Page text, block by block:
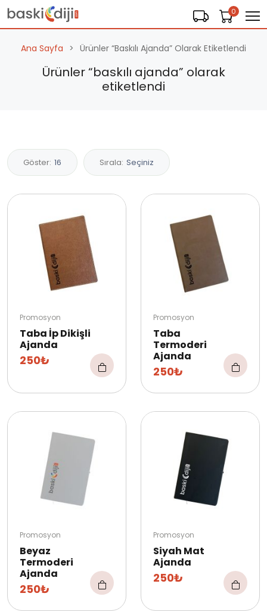
0
Ana Sayfa Ürünler “baskılı Ajanda” Olarak Etiketlendi
Ürünler “baskılı ajanda” olarak
etiketlendi
Göster: 16 Sırala: Seçiniz
Promosyon
Taba İp Dikişli
Ajanda
250₺
Promosyon
Taba
Termoderi
Ajanda
250₺
Promosyon
Beyaz
Termoderi
Ajanda
250₺
Promosyon
Siyah Mat
Ajanda
250₺